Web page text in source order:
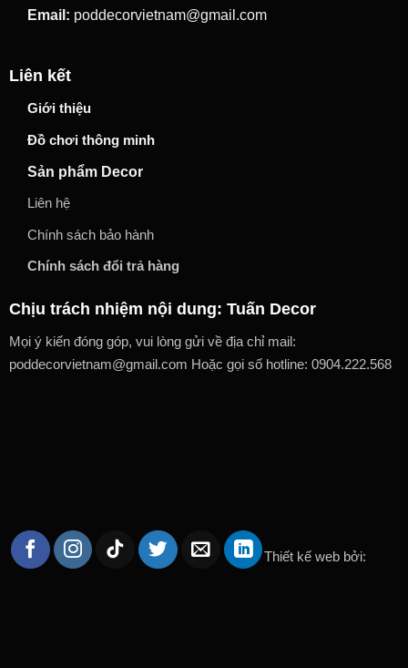
Email: poddecorvietnam@gmail.com
Liên kết
Giới thiệu
Đồ chơi thông minh
Sản phẩm Decor
Liên hệ
Chính sách bảo hành
Chính sách đổi trả hàng
Chịu trách nhiệm nội dung: Tuấn Decor
Mọi ý kiến đóng góp, vui lòng gửi về địa chỉ mail:
poddecorvietnam@gmail.com Hoặc gọi số hotline: 0904.222.568
Thiết kế web bởi: